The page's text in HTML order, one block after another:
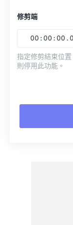
修剪端
00 : 00 : 00 .
指定修剪結束位
則停用此功能。